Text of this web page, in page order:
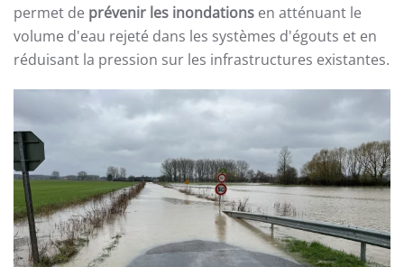
permet de prévenir les inondations en atténuant le
volume d'eau rejeté dans les systèmes d'égouts et en
réduisant la pression sur les infrastructures existantes.